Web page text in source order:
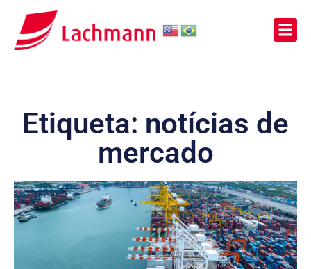
Etiqueta: notícias de
mercado